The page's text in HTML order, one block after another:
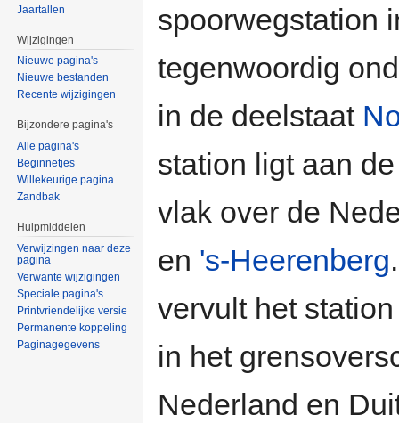
spoorwegstation
tegenwoordig
in de deelstaat
station ligt aan
vlak over de
en 's-Heerenberg
vervult het
in het
Nederland en
Jaartallen
Wijzigingen
Nieuwe pagina's
Nieuwe bestanden
Recente wijzigingen
Bijzondere pagina's
Alle pagina's
Beginnetjes
Willekeurige pagina
Zandbak
Hulpmiddelen
Verwijzingen naar deze
pagina
Verwante wijzigingen
Speciale pagina's
Printvriendelijke versie
Permanente koppeling
Paginagegevens